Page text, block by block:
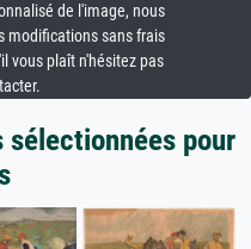
de l'image, nous
modifications sans frais
vous plaît n'hésitez pas
pour